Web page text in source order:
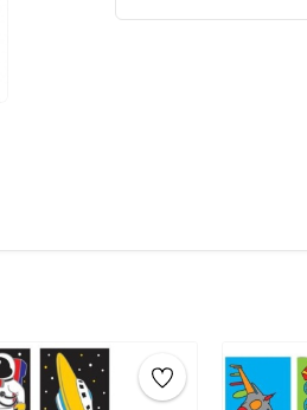
yerleştirerek
Çocuklar için eğitici tuz
yapılacak etkinlikler
biridir.4 yaş, 5 yaş, 6 yaş, 7